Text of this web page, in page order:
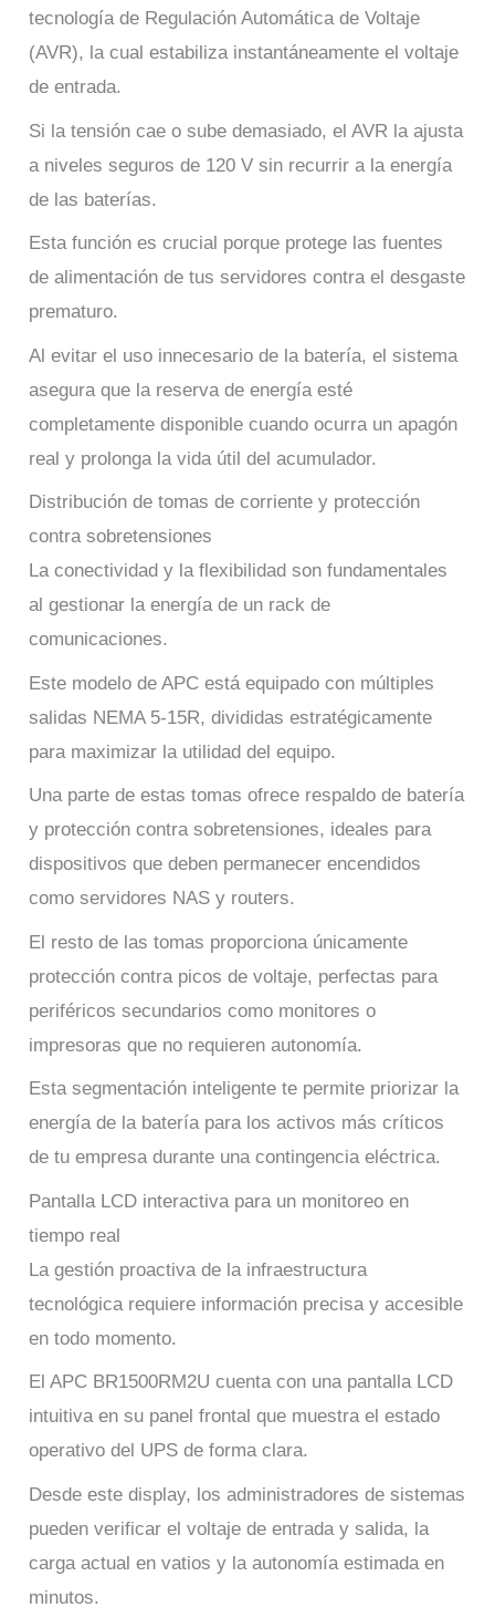
tecnología de Regulación Automática de Voltaje
(AVR), la cual estabiliza instantáneamente el voltaje
de entrada.
Si la tensión cae o sube demasiado, el AVR la ajusta
a niveles seguros de 120 V sin recurrir a la energía
de las baterías.
Esta función es crucial porque protege las fuentes
de alimentación de tus servidores contra el desgaste
prematuro.
Al evitar el uso innecesario de la batería, el sistema
asegura que la reserva de energía esté
completamente disponible cuando ocurra un apagón
real y prolonga la vida útil del acumulador.
Distribución de tomas de corriente y protección
contra sobretensiones
La conectividad y la flexibilidad son fundamentales
al gestionar la energía de un rack de
comunicaciones.
Este modelo de APC está equipado con múltiples
salidas NEMA 5-15R, divididas estratégicamente
para maximizar la utilidad del equipo.
Una parte de estas tomas ofrece respaldo de batería
y protección contra sobretensiones, ideales para
dispositivos que deben permanecer encendidos
como servidores NAS y routers.
El resto de las tomas proporciona únicamente
protección contra picos de voltaje, perfectas para
periféricos secundarios como monitores o
impresoras que no requieren autonomía.
Esta segmentación inteligente te permite priorizar la
energía de la batería para los activos más críticos
de tu empresa durante una contingencia eléctrica.
Pantalla LCD interactiva para un monitoreo en
tiempo real
La gestión proactiva de la infraestructura
tecnológica requiere información precisa y accesible
en todo momento.
El APC BR1500RM2U cuenta con una pantalla LCD
intuitiva en su panel frontal que muestra el estado
operativo del UPS de forma clara.
Desde este display, los administradores de sistemas
pueden verificar el voltaje de entrada y salida, la
carga actual en vatios y la autonomía estimada en
minutos.